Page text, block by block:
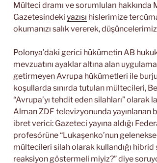
Mülteci dramı ve sorumluları hakkında
Gazetesindeki yazısı hislerimize
okumanızı salık vererek,
Polonya’daki gerici hükümetin AB
mevzuatını ayaklar altına alan
getirmeyen Avrupa hükümetleri ile
koşullarda sınırda tutulan mültecileri,
“Avrupa’yı tehdit eden silahları” olarak
Alman ZDF televizyonunda yayınlanan
ibret verici: Gazeteci yayına aldığı
profesörüne “Lukaşenko’nun
mültecileri silah olarak kullandığı hibrid
reaksiyon göstermeli miyiz?” diye